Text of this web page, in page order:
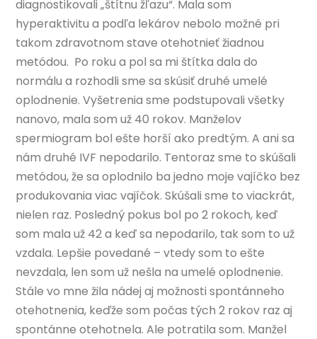
diagnostikovali „štítnu žľazu“. Mala som
hyperaktivitu a podľa lekárov nebolo možné pri
takom zdravotnom stave otehotnieť žiadnou
metódou. Po roku a pol sa mi štítka dala do
normálu a rozhodli sme sa skúsiť druhé umelé
oplodnenie. Vyšetrenia sme podstupovali všetky
nanovo, mala som už 40 rokov. Manželov
spermiogram bol ešte horší ako predtým. A ani sa
nám druhé IVF nepodarilo. Tentoraz sme to skúšali
metódou, že sa oplodnilo ba jedno moje vajíčko bez
produkovania viac vajíčok. Skúšali sme to viackrát,
nielen raz. Posledný pokus bol po 2 rokoch, keď
som mala už 42 a keď sa nepodarilo, tak som to už
vzdala. Lepšie povedané – vtedy som to ešte
nevzdala, len som už nešla na umelé oplodnenie.
Stále vo mne žila nádej aj možnosti spontánneho
otehotnenia, keďže som počas tých 2 rokov raz aj
spontánne otehotnela. Ale potratila som. Manžel